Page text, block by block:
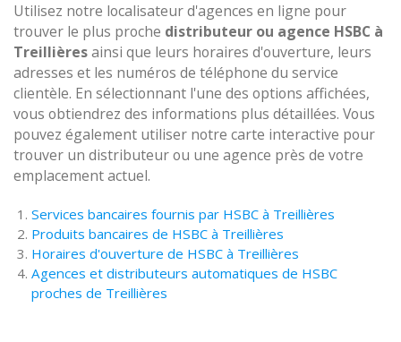
Utilisez notre localisateur d'agences en ligne pour
trouver le plus proche distributeur ou agence HSBC à
Treillièresainsi que leurs horaires d'ouverture, leurs
adresses et les numéros de téléphone du service
clientèle. En sélectionnant l'une des options affichées,
vous obtiendrez des informations plus détaillées. Vous
pouvez également utiliser notre carte interactive pour
trouver un distributeur ou une agence près de votre
emplacement actuel.
Services bancaires fournis par HSBC à Treillières
Produits bancaires de HSBC à Treillières
Horaires d'ouverture de HSBC à Treillières
Agences et distributeurs automatiques de HSBC
proches de Treillières